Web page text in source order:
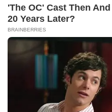
Modelo do OnlyFans a